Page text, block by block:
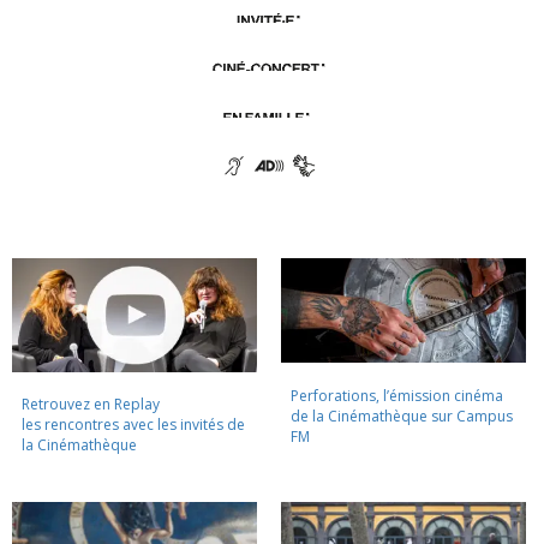
Retrouvez en Replay
les rencontres avec les invités de
la Cinémathèque
Perforations, l’émission cinéma
de la Cinémathèque sur Campus
FM